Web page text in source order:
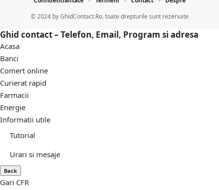
© 2024 byGhidContact.Ro. toate drepturile sunt rezervate
Ghid contact – Telefon, Email, Program si adresa
Acasa
Banci
Comert online
Curierat rapid
Farmacii
Energie
Informatii utile
Tutorial
Urari si mesaje
Back
Gari CFR